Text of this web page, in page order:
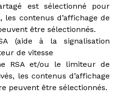
est sélectionné pour
les contenus d’affichage de
être sélectionnés.
(aide à la signalisation
de vitesse
RSA et/ou le limiteur de
les contenus d’affichage
peuvent être sélectionnés.